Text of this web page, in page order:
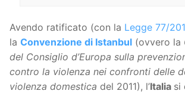
Avendo ratificato (con la Legge 77/
la Convenzione di Istanbul (ovvero la
del Consiglio d’Europa sulla
contro la violenza nei confronti delle
violenza domestica del 2011), l’Italia si